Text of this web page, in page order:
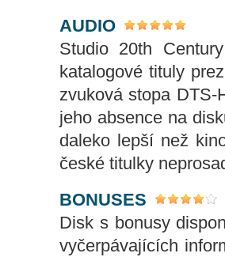
AUDIO
Studio 20th
katalogové tituly
zvuková stopa
jeho absence na
daleko lepší než
české titulky
BONUSES
Disk s bonusy
vyčerpávajících